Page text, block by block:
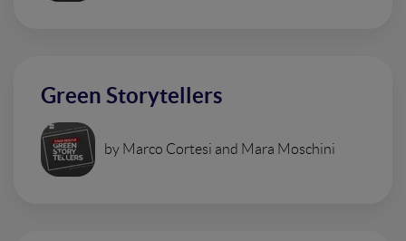
Green Storytellers
by Marco Cortesi and Mara Moschini